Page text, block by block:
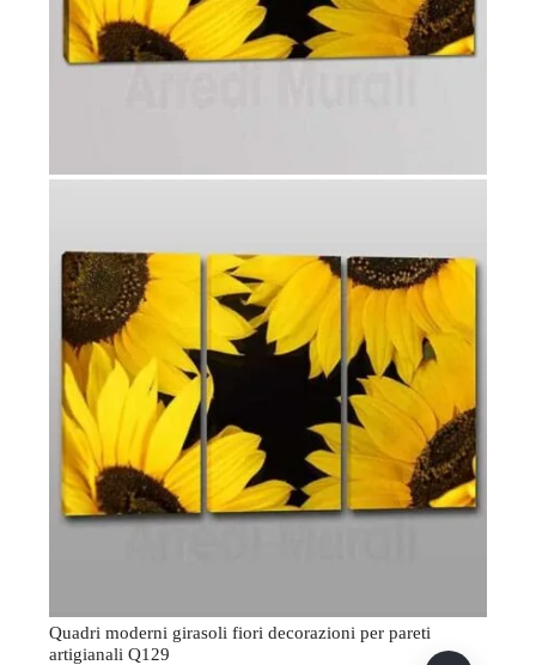
Quadri moderni girasoli fiori decorazioni per pareti
artigianali Q129